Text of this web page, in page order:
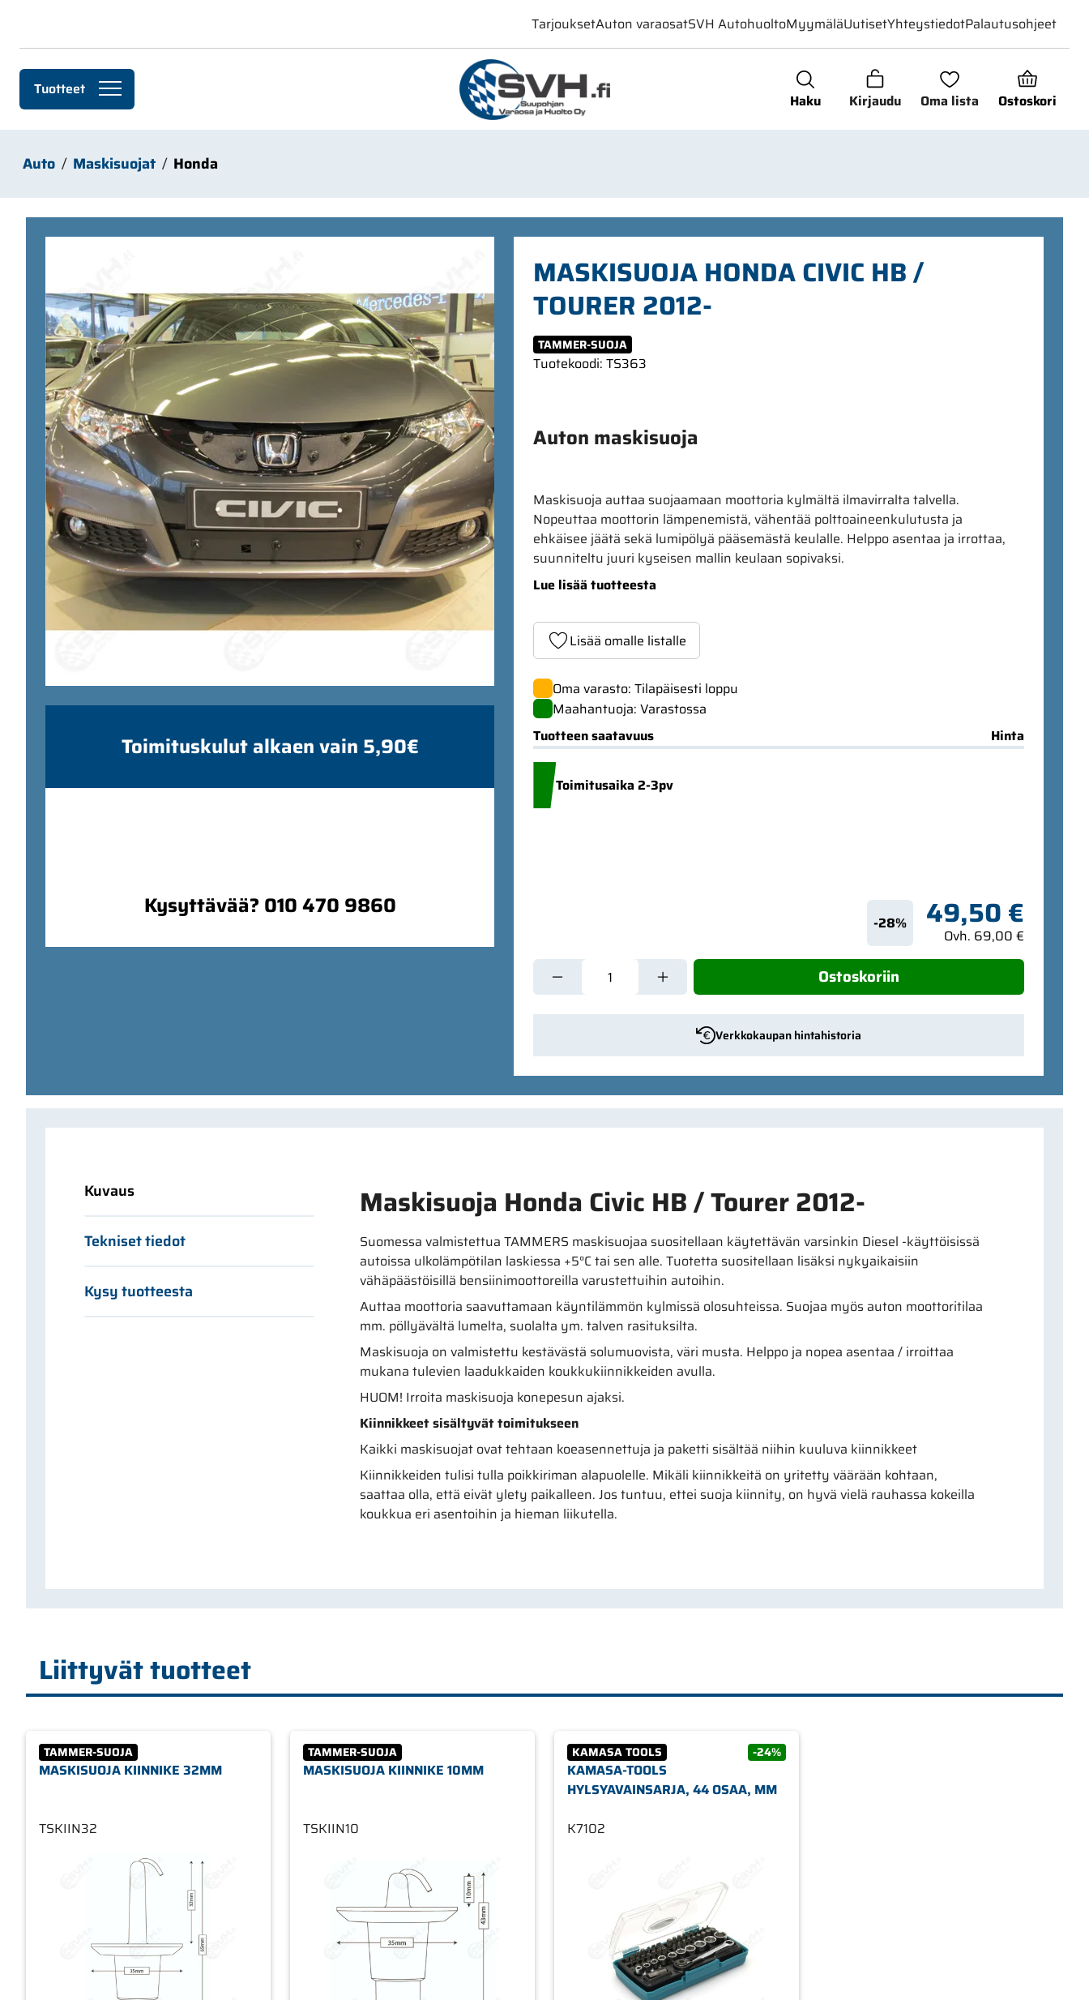
Haku Kirjaudu Oma lista Ostoskori
Tuotteet
TarjouksetAuton varaosatSVH AutohuoltoMyymäläUutisetYhteystiedotPalautusohjeet
Auto Maskisuojat Honda
MASKISUOJA HONDA CIVIC HB /
TOURER 2012-
Ohita kuvat
TAMMER-SUOJA
Tuotekoodi: TS363
Auton maskisuoja
Maskisuoja auttaa suojaamaan moottoria kylmältä ilmavirralta talvella.
Nopeuttaa moottorin lämpenemistä, vähentää polttoaineenkulutusta ja
ehkäisee jäätä sekä lumipölyä pääsemästä keulalle. Helppo asentaa ja irrottaa,
suunniteltu juuri kyseisen mallin keulaan sopivaksi.
Lue lisää tuotteesta
Lisää omalle listalle
Oma varasto: Tilapäisesti loppu
Maahantuoja: Varastossa
Tuotteen saatavuus
Hinta
Toimitusaika 2-3pv
-28% 49,50 €
Ovh. 69,00 €
Ostoskoriin
Verkkokaupan hintahistoria
Toimituskulut alkaen vain 5,90€
Kysyttävää? 010 470 9860
Kuvaus
Tekniset tiedot
Kysy tuotteesta
Maskisuoja Honda Civic HB / Tourer 2012-
Suomessa valmistettua TAMMERS maskisuojaa suositellaan käytettävän varsinkin Diesel -käyttöisissä
autoissa ulkolämpötilan laskiessa +5°C tai sen alle. Tuotetta suositellaan lisäksi nykyaikaisiin
vähäpäästöisillä bensiinimoottoreilla varustettuihin autoihin.
Auttaa moottoria saavuttamaan käyntilämmön kylmissä olosuhteissa. Suojaa myös auton moottoritilaa
mm. pöllyävältä lumelta, suolalta ym. talven rasituksilta.
Maskisuoja on valmistettu kestävästä solumuovista, väri musta. Helppo ja nopea asentaa / irroittaa
mukana tulevien laadukkaiden koukkukiinnikkeiden avulla.
HUOM! Irroita maskisuoja konepesun ajaksi.
Kiinnikkeet sisältyvät toimitukseen
Kaikki maskisuojat ovat tehtaan koeasennettuja ja paketti sisältää niihin kuuluva kiinnikkeet
Kiinnikkeiden tulisi tulla poikkiriman alapuolelle. Mikäli kiinnikkeitä on yritetty väärään kohtaan,
saattaa olla, että eivät ylety paikalleen. Jos tuntuu, ettei suoja kiinnity, on hyvä vielä rauhassa kokeilla
koukkua eri asentoihin ja hieman liikutella.
Liittyvät tuotteet
TAMMER-SUOJA
MASKISUOJA KIINNIKE 32MM
TSKIIN32
TAMMER-SUOJA
MASKISUOJA KIINNIKE 10MM
TSKIIN10
KAMASA TOOLS -24%
KAMASA-TOOLS
HYLSYAVAINSARJA, 44 OSAA, MM
K7102